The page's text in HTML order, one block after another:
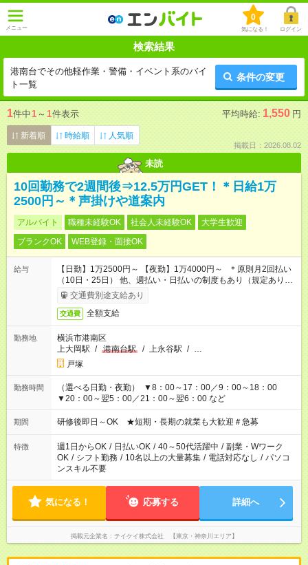
メニュー
0
気になる！ ログイン
検索結果
港南台でその他軽作業・警備・イベント系のバイ
ト一覧
条件の変更
1件中1 ～ 1件表示 平均時給: 1,550 円
新着順 時給順 人気順
掲載日：2026.08.02
未読
10回勤務で2週間後⇒12.5万円GET！＊日給1万
2500円～＊声掛けや道案内
アルバイト 職種未経験OK 社会人未経験OK
大学生歓迎
ブランクOK
WEB登録・面接OK
給与
【日勤】1万2500円～ 【夜勤】1万4000円～ ＊原則月2回払い
（10日・25日） 他、週払い・日払いの制度もあり（規定あり）
＃日収1万円以上
交通費別途支給あり
交通費 全額支給
勤務地
横浜市港南区
上大岡駅 / 港南台駅 / 上永谷駅 / …
戸塚
勤務時間
（選べる日勤・夜勤） ▼8：00～17：00／9：00～18：00
▼20：00～翌5：00／21：00～翌6：00 など
期間 研修後即日～OK ★短期・長期の就業も大歓迎＃急募
特徴 週1日からOK / 日払いOK / 40～50代活躍中 / 副業・Wワーク
OK / シフト勤務 / 10名以上の大量募集 / 電話対応なし / パソコ
ンスキル不要
気になる！ 応募する 詳細へ
掲載元企業名 テイケイ株式会社 【東京・神奈川エリア】